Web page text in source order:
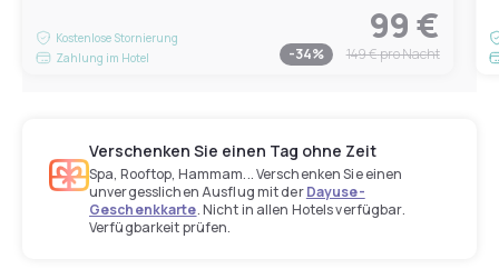
Kostenlose Stornierung
Zahlung im Hotel
99 €
-34% 149 €pro Nacht
Verschenken Sie einen Tag ohne Zeit
Spa, Rooftop, Hammam... Verschenken Sie einen
unvergesslichen Ausflug mit derDayuse-
Geschenkkarte. Nicht in allen Hotels verfügbar.
Verfügbarkeit prüfen.